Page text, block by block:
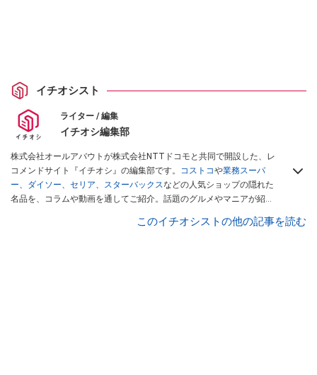
イチオシスト
ライター / 編集
イチオシ編集部
株式会社オールアバウトが株式会社NTTドコモと共同で開設した、レ
コメンドサイト『イチオシ』の編集部です。 コストコや業務スーパ
ー、 ダイソー、 セリア、 スターバックスなどの人気ショップの隠れた
名品を、コラムや動画を通してご紹介。話題のグルメやマニアが紹介
インフルエンサーが実際に使用してレビューしています。毎日トレン
このイチオシストの他の記事を読む